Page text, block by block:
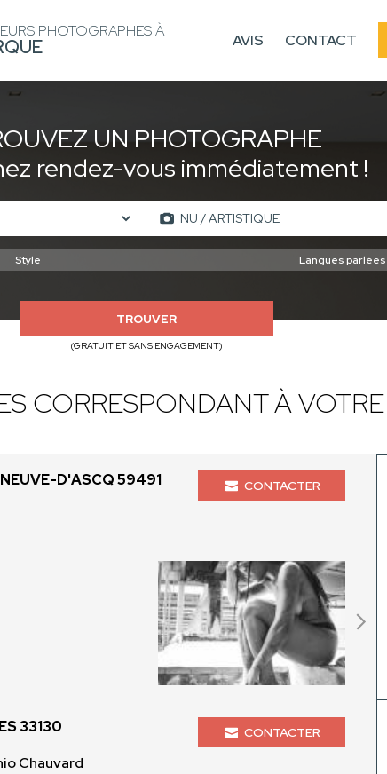
PHOTOGRAPHES À AVIS CONTACT
UN PHOTOGRAPHE
rendez-vous immédiatement !
TROUVER
(GRATUIT ET SANS ENGAGEMENT)
CORRESPONDANT À
D'ASCQ 59491
CONTACTER
33130
Chauvard
CONTACTER